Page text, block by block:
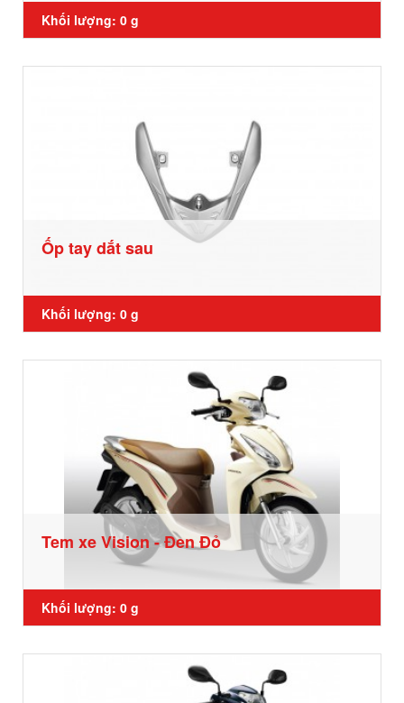
Khối lượng: 0 g
Ốp tay dắt sau
Khối lượng: 0 g
Tem xe Vision - Đen Đỏ
Khối lượng: 0 g